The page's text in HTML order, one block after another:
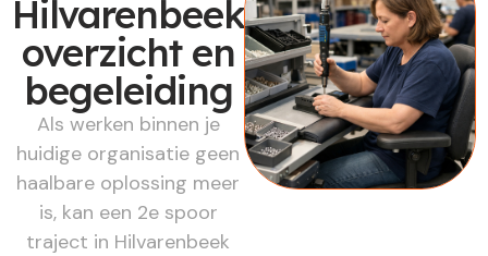
Hilvarenbeek:
overzicht en
begeleiding
Als werken binnen je
huidige organisatie geen
haalbare oplossing meer
is, kan een 2e spoor
traject in Hilvarenbeek